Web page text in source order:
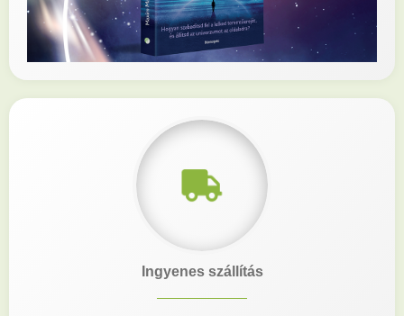
Ingyenes szállítás